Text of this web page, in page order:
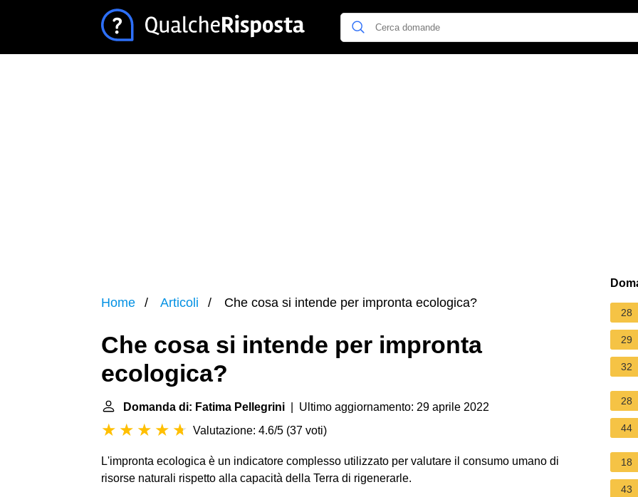
Home Articoli Che cosa si intende per impronta ecologica?
Che cosa si intende per impronta
ecologica?
Domanda di: Fatima Pellegrini | Ultimo aggiornamento: 29 aprile 2022
Valutazione: 4.6/5 (37 voti)
L'impronta ecologica è un indicatore complesso utilizzato per valutare il consumo umano di
risorse naturali rispetto alla capacità della Terra di rigenerarle.
28
29
32
28
44
18
43